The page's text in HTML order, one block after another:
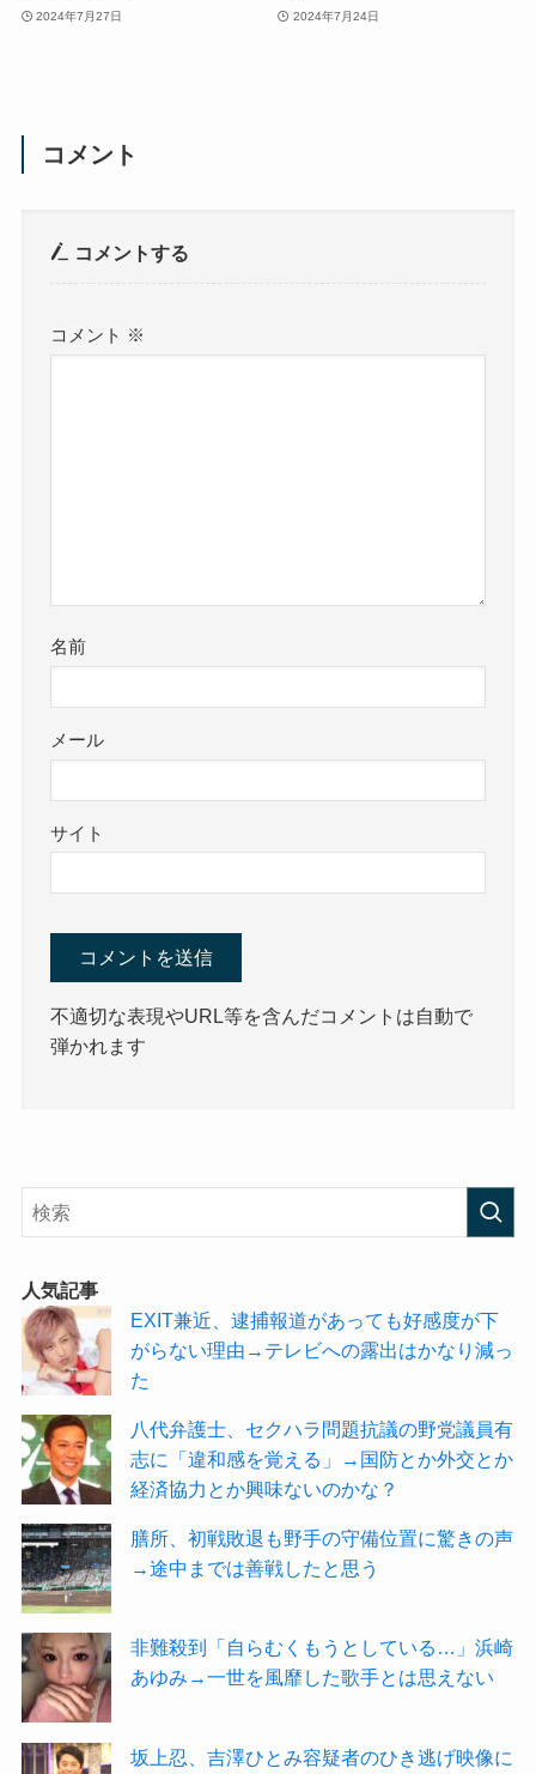
2024年7月27日 2024年7月24日
コメント
コメントする
コメント ※
名前
メール
サイト
不適切な表現やURL等を含んだコメントは自動で
弾かれます
人気記事
EXIT兼近、逮捕報道があっても好感度が下
がらない理由→テレビへの露出はかなり減っ
た
八代弁護士、セクハラ問題抗議の野党議員有
志に「違和感を覚える」→国防とか外交とか
経済協力とか興味ないのかな？
膳所、初戦敗退も野手の守備位置に驚きの声
→途中までは善戦したと思う
非難殺到「自らむくもうとしている…」浜崎
あゆみ→一世を風靡した歌手とは思えない
坂上忍、吉澤ひとみ容疑者のひき逃げ映像に